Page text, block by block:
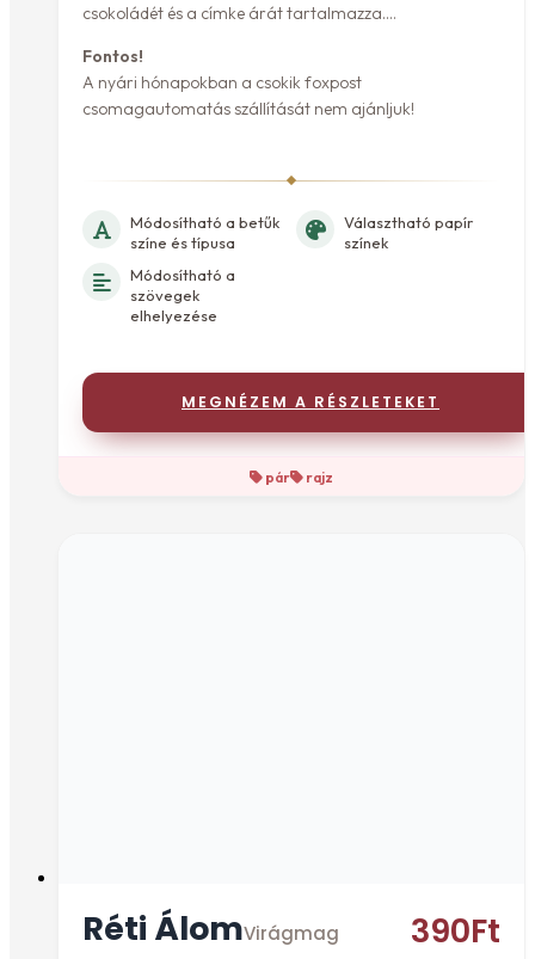
csokoládét és a címke árát tartalmazza.
Fontos!
A nyári hónapokban a csokik foxpost
csomagautomatás szállítását nem ajánljuk!
Módosítható a betűk
színe és típusa
Választható papír
színek
Módosítható a
szövegek
elhelyezése
MEGNÉZEM A RÉSZLETEKET
pár rajz
Réti ÁlomVirágmag
390Ft